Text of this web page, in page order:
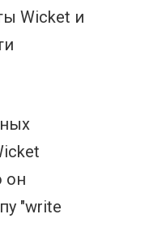
Wicket и
он
"write